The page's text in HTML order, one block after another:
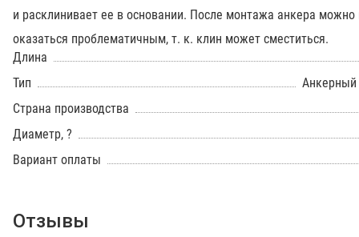
и расклинивает ее в основании. После монтажа анкера
оказаться проблематичным, т. к. клин может сместиться.
Длина
Тип
Анкерный
Страна производства
Диаметр, ?
Вариант оплаты
Отзывы